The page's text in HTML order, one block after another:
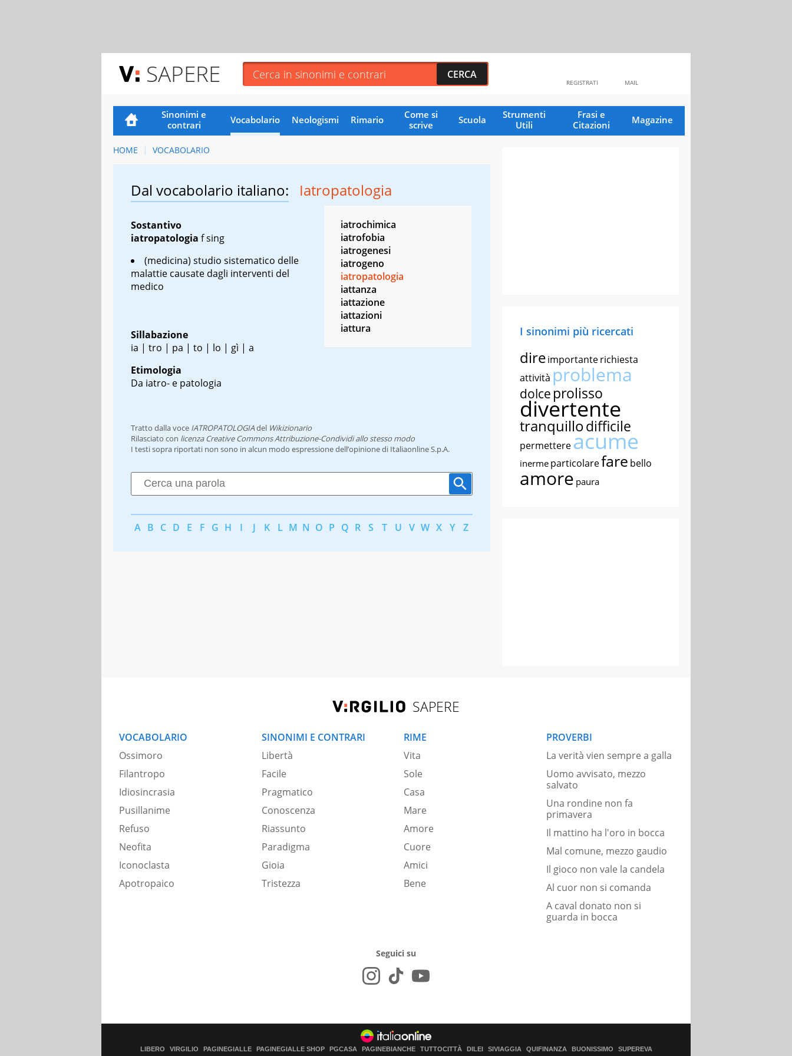
SAPERE MAIL
REGISTRATI
Sinonimi e
contrari
Vocabolario Neologismi Rimario
Come si
scrive
Scuola
Strumenti
Utili
Frasi e
Citazioni
Magazine
HOME VOCABOLARIO
Dal vocabolario italiano: Iatropatologia
Sostantivo
iatropatologia f sing
(medicina) studio sistematico delle
malattie causate dagli interventi del
medico
Sillabazione
ia | tro | pa | to | lo | gì | a
Etimologia
Da iatro- e patologia
iatrochimica
iatrofobia
iatrogenesi
iatrogeno
iatropatologia
iattanza
iattazione
iattazioni
iattura
Tratto dalla voce IATROPATOLOGIAdel Wikizionario
Rilasciato con licenza Creative Commons Attribuzione-Condividi allo stesso modo
I testi sopra riportati non sono in alcun modo espressione dell’opinione di Italiaonline S.p.A.
A B C D E F G H I J K L M N O P Q R S T U V W X Y Z
I sinonimi più ricercati
direimportanterichiesta
attività problema
dolce prolisso
divertente
tranquillodifficile
permettereacume
inerme particolarefare bello
amore paura
SAPERE
VOCABOLARIO
Ossimoro
Filantropo
Idiosincrasia
Pusillanime
Refuso
Neofita
Iconoclasta
Apotropaico
SINONIMI E CONTRARI
Libertà
Facile
Pragmatico
Conoscenza
Riassunto
Paradigma
Gioia
Tristezza
RIME
Vita
Sole
Casa
Mare
Amore
Cuore
Amici
Bene
PROVERBI
La verità vien sempre a galla
Uomo avvisato, mezzo
salvato
Una rondine non fa
primavera
Il mattino ha l'oro in bocca
Mal comune, mezzo gaudio
Il gioco non vale la candela
Al cuor non si comanda
A caval donato non si
guarda in bocca
Seguici su
LIBERO VIRGILIO PAGINEGIALLE PAGINEGIALLE SHOP PGCASA PAGINEBIANCHE TUTTOCITTÀ DILEI SIVIAGGIA QUIFINANZA BUONISSIMO SUPEREVA